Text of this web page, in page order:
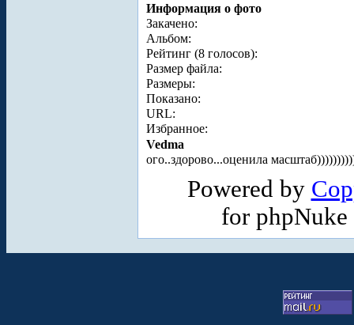
Информация о фото
Закачено:
Альбом:
Рейтинг (8 голосов):
Размер файла:
Размеры:
Показано:
URL:
Избранное:
Vedma
ого..здорово...оценила
Powered by
for